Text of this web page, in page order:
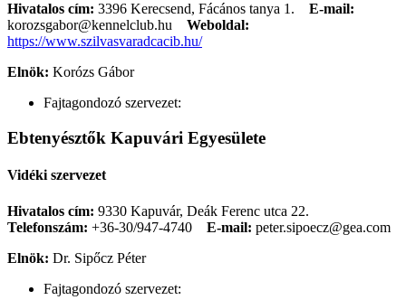
Hivatalos cím: 3396 Kerecsend, Fácános tanya 1. E-mail:
korozsgabor@kennelclub.hu
Weboldal:
https://www.szilvasvaradcacib.hu/
Elnök: Korózs Gábor
Fajtagondozó szervezet:
Ebtenyésztők Kapuvári Egyesülete
Vidéki szervezet
Hivatalos cím: 9330 Kapuvár, Deák Ferenc utca 22.
Telefonszám: +36-30/947-4740 E-mail: peter.sipoecz@gea.com
Elnök: Dr. Sipőcz Péter
Fajtagondozó szervezet: